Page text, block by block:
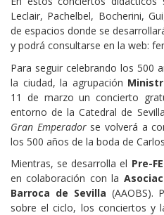
Leclair, Pachelbel, Bocherini,
de espacios donde se
y podrá consultarse en la web:
Para seguir celebrando los 500
la ciudad, la agrupación
11 de marzo un concierto
entorno de la Catedral de
Gran Emperadorse volverá a
los 500 años de la boda de
Mientras, se desarrolla el Pre-
en colaboración con la
Barroca de Sevilla (AAOBS).
sobre el ciclo, los conciertos y